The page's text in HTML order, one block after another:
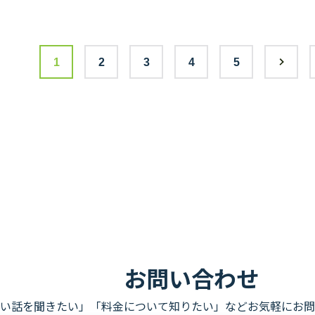
1 2 3 4 5
お問い合わせ
話を聞きたい」「料金について知りたい」などお気軽にお